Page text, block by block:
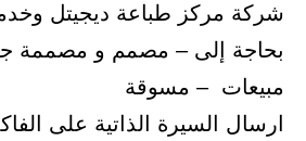
شركة مركز طباعة ديجيتل
بحاجة إلى – مصمم و مصممة
مبيعات – مسوقة
ارسال السيرة الذاتية على